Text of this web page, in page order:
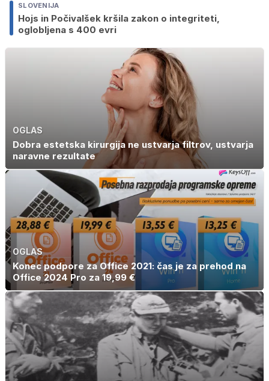
SLOVENIJA
Hojs in Počivalšek kršila zakon o integriteti,
oglobljena s 400 evri
OGLAS
Dobra estetska kirurgija ne ustvarja filtrov, ustvarja
naravne rezultate
OGLAS
Konec podpore za Office 2021: čas je za prehod na
Office 2024 Pro za 19,99 €